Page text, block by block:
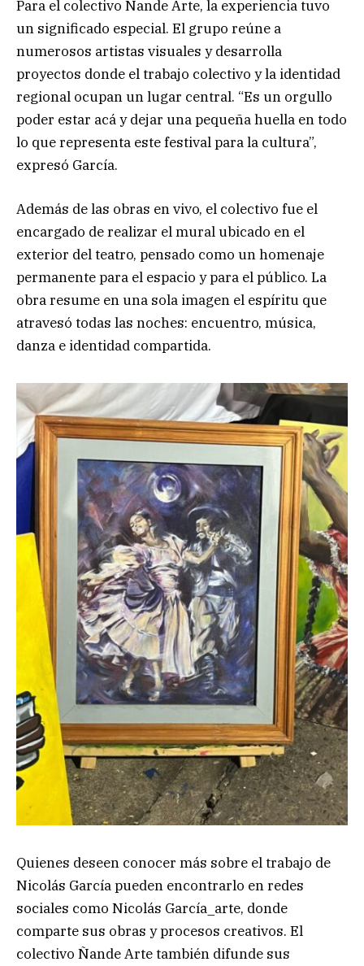
Para el colectivo Ñande Arte, la experiencia tuvo
un significado especial. El grupo reúne a
numerosos artistas visuales y desarrolla
proyectos donde el trabajo colectivo y la identidad
regional ocupan un lugar central. “Es un orgullo
poder estar acá y dejar una pequeña huella en todo
lo que representa este festival para la cultura”,
expresó García.
Además de las obras en vivo, el colectivo fue el
encargado de realizar el mural ubicado en el
exterior del teatro, pensado como un homenaje
permanente para el espacio y para el público. La
obra resume en una sola imagen el espíritu que
atravesó todas las noches: encuentro, música,
danza e identidad compartida.
Quienes deseen conocer más sobre el trabajo de
Nicolás García pueden encontrarlo en redes
sociales como Nicolás García_arte, donde
comparte sus obras y procesos creativos. El
colectivo Ñande Arte también difunde sus